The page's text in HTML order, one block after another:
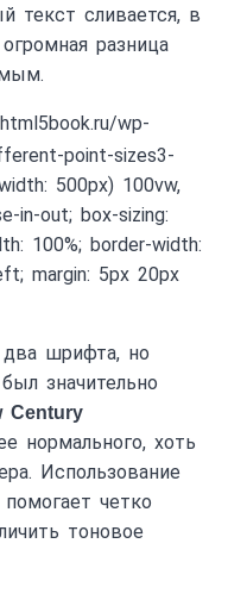
текст сливается, в
разница
wp-
point-sizes3-
500px) 100vw,
in-out; box-sizing:
100%; border-width:
margin: 5px 20px
два шрифта, но
был значительно
Century
нормального, хоть
Использование
четко
тоновое